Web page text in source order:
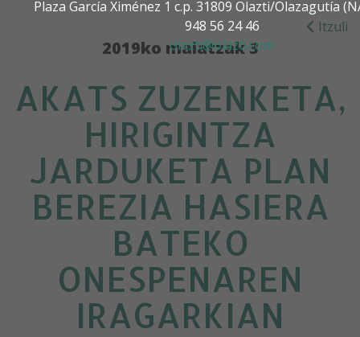
Plaza García Ximénez 1 c.p. 31809 Olazti/Olazagutía
948 56 24 46
olazti@olazti.com
Itzuli
2019ko maiatzak 3
AKATS ZUZENKETA,
HIRIGINTZA
JARDUKETA PLAN
BEREZIA HASIERA
BATEKO
ONESPENAREN
IRAGARKIAN